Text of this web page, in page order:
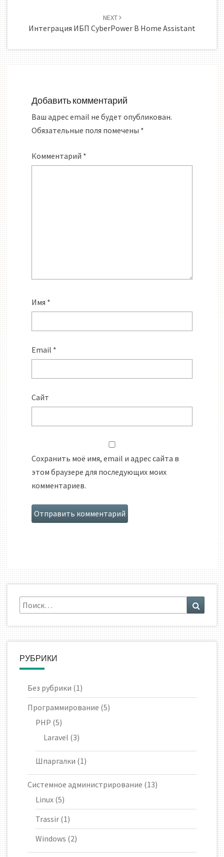
NEXT
Интеграция ИБП CyberPower В Home Assistant
Добавить комментарий
Ваш адрес email не будет опубликован.
Обязательные поля помечены *
Комментарий *
Имя *
Email *
Сайт
Сохранить моё имя, email и адрес сайта в
этом браузере для последующих моих
комментариев.
Искать: Поиск
РУБРИКИ
Без рубрики (1)
Программирование (5)
PHP (5)
Laravel (3)
Шпаргалки (1)
Системное администрирование (13)
Linux (5)
Trassir (1)
Windows (2)